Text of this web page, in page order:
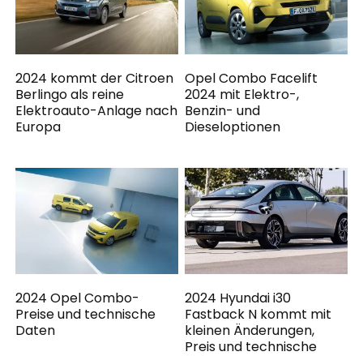
2024 kommt der Citroen
Berlingo als reine
Elektroauto-Anlage nach
Europa
Opel Combo Facelift
2024 mit Elektro-,
Benzin- und
Dieseloptionen
2024 Opel Combo-
Preise und technische
Daten
2024 Hyundai i30
Fastback N kommt mit
kleinen Änderungen,
Preis und technische